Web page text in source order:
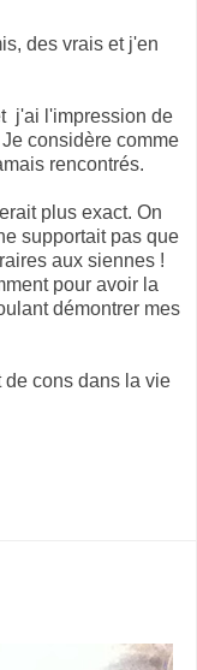
des vrais et j'en
j'ai l'impression de
considère comme
rencontrés.
plus exact. On
supportait pas que
aux siennes !
pour avoir la
démontrer mes
cons dans la vie